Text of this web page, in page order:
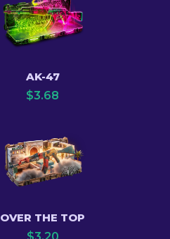
AK-47
$3.68
OVER THE TOP